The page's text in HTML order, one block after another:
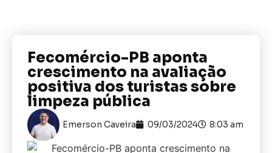
Fecomércio-PB aponta
crescimento na avaliação
positiva dos turistas sobre
limpeza pública
Emerson Caveira 09/03/2024 8:03 am